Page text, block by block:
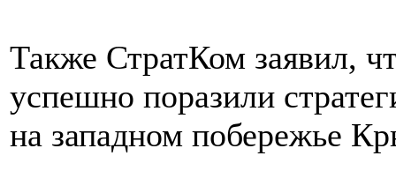
Также СтратКом заявил,
успешно поразили
на западном побережье